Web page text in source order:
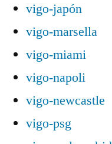
vigo-japón
vigo-marsella
vigo-miami
vigo-napoli
vigo-newcastle
vigo-psg